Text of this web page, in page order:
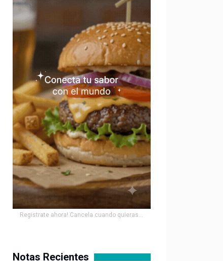
Registrate ahora! Cancela cuando quieras...
Notas Recientes